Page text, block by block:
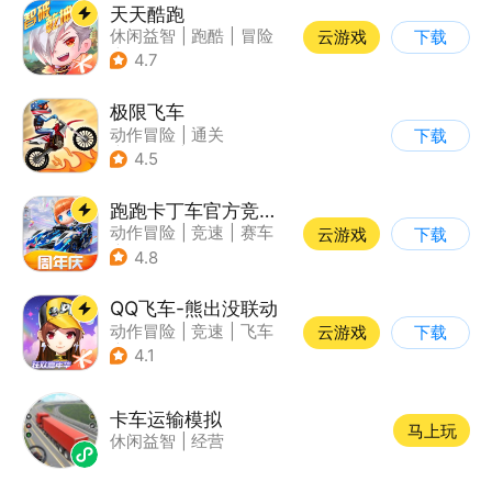
天天酷跑
休闲益智 跑酷
冒险
| 萌系
4.7
云游戏 下载
极限飞车
动作冒险
通关
| 摩托车
4.5
下载
跑跑卡丁车官方竞速版
动作冒险 竞速
赛车
| 跑跑卡丁车
4.8
云游戏 下载
QQ飞车-熊出没联动
动作冒险 竞速
飞车
| 漂移
4.1
云游戏 下载
卡车运输模拟
休闲益智 经营
马上玩